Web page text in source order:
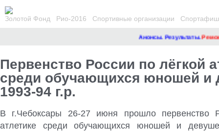
Золотой Фонд Рио-2016 Спортивные организации
Анонсы. Результаты.Ремонт
Первенство России по лёгкой
среди обучающихся юношей и
1993-94 г.р.
В г.Чебоксары 26-27 июня прошло первенство
атлетике среди обучающихся юношей и